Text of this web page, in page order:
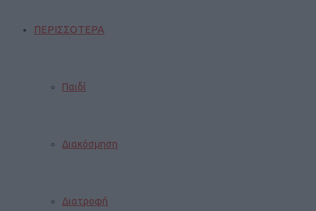
ΠΕΡΙΣΣΟΤΕΡΑ
Παιδί
Διακόσμηση
Διατροφή